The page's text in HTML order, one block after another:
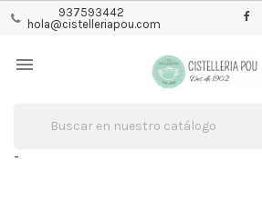
937593442
hola@cistelleriapou.com

-